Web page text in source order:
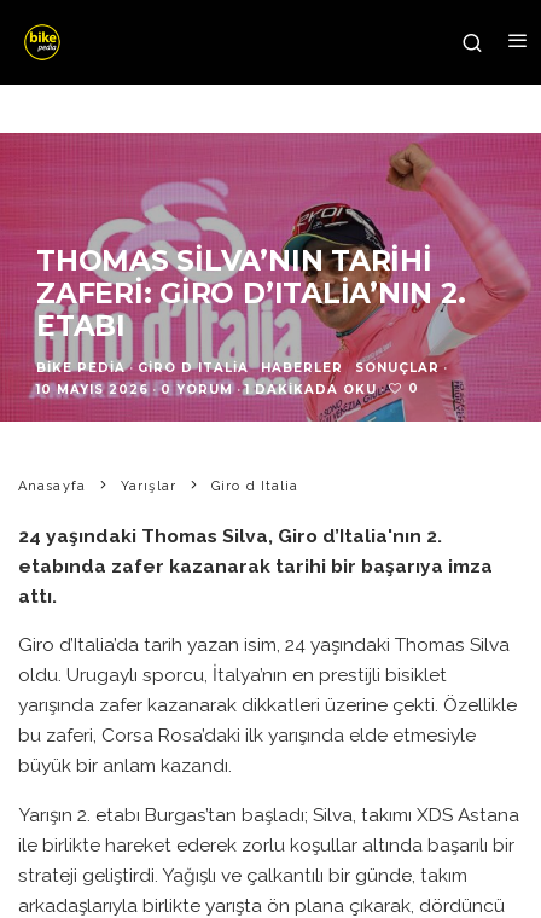
THOMAS SILVA’NIN TARIHI
ZAFERI: GIRO D’ITALIA’NIN 2.
ETABI
BIKE PEDIA · GIRO D ITALIA HABERLER SONUÇLAR ·
10 MAYIS 2026 · 0 YORUM · 1 DAKIKADA OKU · 0
Anasayfa Yarışlar Giro d Italia
24 yaşındaki Thomas Silva, Giro d’Italia'nın 2.
etabında zafer kazanarak tarihi bir başarıya imza
attı.
Giro d’Italia’da tarih yazan isim, 24 yaşındaki Thomas Silva
oldu. Urugaylı sporcu, İtalya’nın en prestijli bisiklet
yarışında zafer kazanarak dikkatleri üzerine çekti. Özellikle
bu zaferi, Corsa Rosa’daki ilk yarışında elde etmesiyle
büyük bir anlam kazandı.
Yarışın 2. etabı Burgas’tan başladı; Silva, takımı XDS Astana
ile birlikte hareket ederek zorlu koşullar altında başarılı bir
strateji geliştirdi. Yağışlı ve çalkantılı bir günde, takım
arkadaşlarıyla birlikte yarışta ön plana çıkarak, dördüncü